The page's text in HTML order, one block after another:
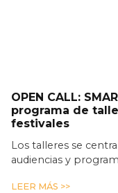
OPEN CALL:
programa de
festivales
Los talleres se
audiencias y
LEER MÁS >>